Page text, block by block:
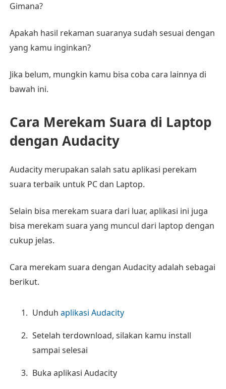
Gimana?
Apakah hasil rekaman suaranya sudah sesuai dengan
yang kamu inginkan?
Jika belum, mungkin kamu bisa coba cara lainnya di
bawah ini.
Cara Merekam Suara di Laptop
dengan Audacity
Audacity merupakan salah satu aplikasi perekam
suara terbaik untuk PC dan Laptop.
Selain bisa merekam suara dari luar, aplikasi ini juga
bisa merekam suara yang muncul dari laptop dengan
cukup jelas.
Cara merekam suara dengan Audacity adalah sebagai
berikut.
Unduh aplikasi Audacity
Setelah terdownload, silakan kamu install
sampai selesai
Buka aplikasi Audacity